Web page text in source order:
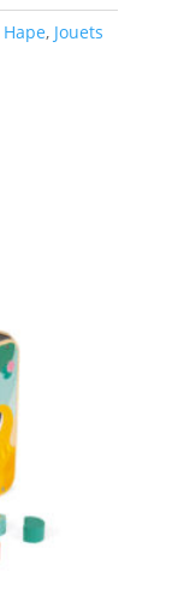
Hape, Jouets